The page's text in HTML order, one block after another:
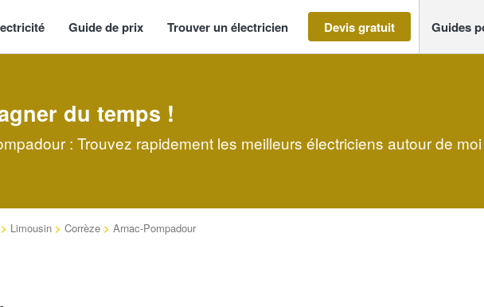
Guide de prix Trouver un électricien Devis gratuit Guides
du temps !
: Trouvez rapidement les meilleurs électriciens autour de moi
> Limousin > Corrèze > Arnac-Pompadour